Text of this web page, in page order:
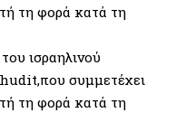
τη φορά κατά τη
ισραηλινού
συμμετέχει
τη φορά κατά τη